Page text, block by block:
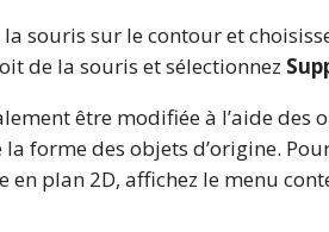
souris sur le contour et
de la souris et sélectionnez
être modifiée à l’aide des
forme des objets d’origine.
plan 2D, affichez le menu